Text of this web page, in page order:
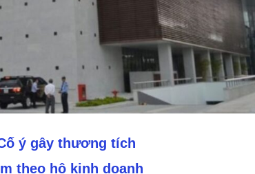
ý gây thương tích
theo hộ kinh doanh